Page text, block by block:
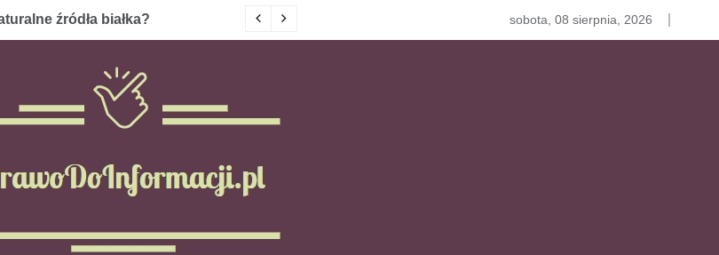
źródła białka? Czy stosować BCAA razem z białkiem serwatkowym?
sobota, 08 sierpnia, 2026